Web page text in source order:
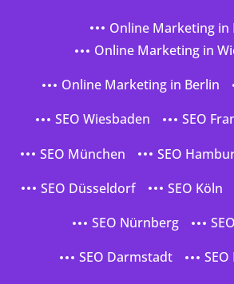
Online Marketing in
Online Marketing in
Online Marketing in Berlin
SEO Wiesbaden
SEO
SEO München
SEO
SEO Düsseldorf
SEO Köln
SEO Nürnberg
SEO Darmstadt